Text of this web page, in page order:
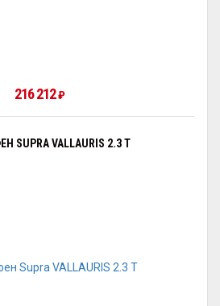
216 212₽
SUPRA VALLAURIS 2.3 Т